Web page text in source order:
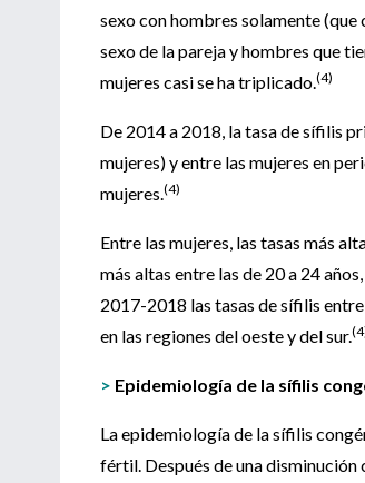
sexo con hombres solamente
sexo de la pareja y hombres que
mujeres casi se ha triplicado. (4)
De 2014 a 2018, la tasa de sífilis
mujeres) y entre las mujeres en
mujeres. (4)
Entre las mujeres, las tasas más
más altas entre las de 20 a 24
2017-2018 las tasas de sífilis
en las regiones del oeste y del sur.
> Epidemiología de la sífilis
La epidemiología de la sífilis
fértil. Después de una